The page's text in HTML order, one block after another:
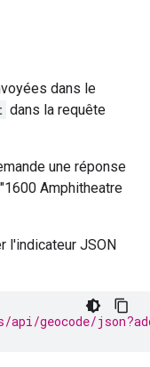
dans le
dans la requête
une réponse
Amphitheatre
l'indicateur JSON
geocode/